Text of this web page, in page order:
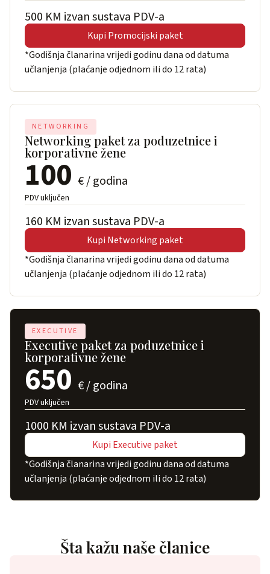
500 KM izvan sustava PDV-a
Kupi Promocijski paket
*Godišnja članarina vrijedi godinu dana od datuma
učlanjenja (plaćanje odjednom ili do 12 rata)
NETWORKING
Networking paket za poduzetnice i
korporativne žene
100 € / godina
PDV uključen
160 KM izvan sustava PDV-a
Kupi Networking paket
*Godišnja članarina vrijedi godinu dana od datuma
učlanjenja (plaćanje odjednom ili do 12 rata)
EXECUTIVE
Executive paket za poduzetnice i
korporativne žene
650 € / godina
PDV uključen
1000 KM izvan sustava PDV-a
Kupi Executive paket
*Godišnja članarina vrijedi godinu dana od datuma
učlanjenja (plaćanje odjednom ili do 12 rata)
Šta kažu naše članice